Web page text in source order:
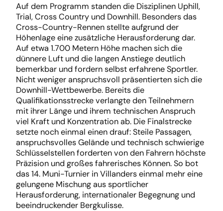
Auf dem Programm standen die Disziplinen Uphill,
Trial, Cross Country und Downhill. Besonders das
Cross-Country-Rennen stellte aufgrund der
Höhenlage eine zusätzliche Herausforderung dar.
Auf etwa 1.700 Metern Höhe machen sich die
dünnere Luft und die langen Anstiege deutlich
bemerkbar und fordern selbst erfahrene Sportler.
Nicht weniger anspruchsvoll präsentierten sich die
Downhill-Wettbewerbe. Bereits die
Qualifikationsstrecke verlangte den Teilnehmern
mit ihrer Länge und ihrem technischen Anspruch
viel Kraft und Konzentration ab. Die Finalstrecke
setzte noch einmal einen drauf: Steile Passagen,
anspruchsvolles Gelände und technisch schwierige
Schlüsselstellen forderten von den Fahrern höchste
Präzision und großes fahrerisches Können. So bot
das 14. Muni-Turnier in Villanders einmal mehr eine
gelungene Mischung aus sportlicher
Herausforderung, internationaler Begegnung und
beeindruckender Bergkulisse.